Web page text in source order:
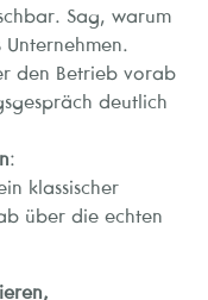
Sag, warum
den Betrieb vorab
deutlich
:
klassischer
über die echten